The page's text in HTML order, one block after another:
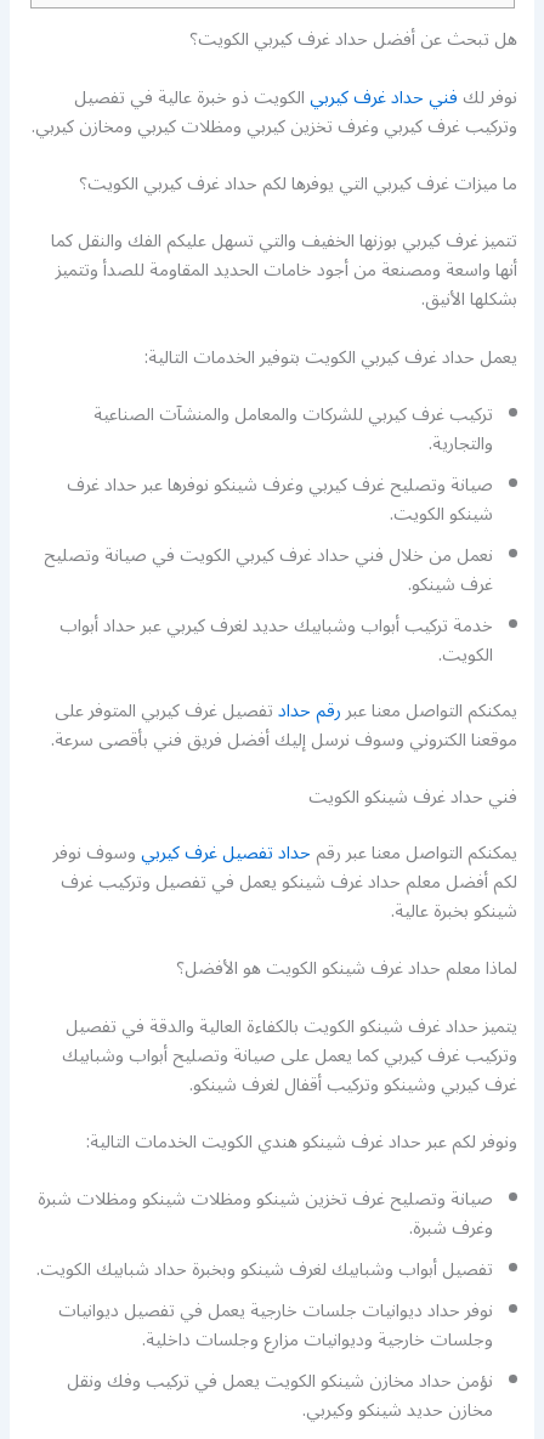
هل تبحث عن أفضل حداد غرف كيربي الكويت؟
نوفر لكفني حداد غرف كيربيالكويت ذو خبرة عالية في تفصيل
وتركيب غرف كيربي وغرف تخزين كيربي ومظلات كيربي ومخازن كيربي.
ما ميزات غرف كيربي التي يوفرها لكم حداد غرف كيربي الكويت؟
تتميز غرف كيربي بوزنها الخفيف والتي تسهل عليكم الفك والنقل كما
أنها واسعة ومصنعة من أجود خامات الحديد المقاومة للصدأ وتتميز
بشكلها الأنيق.
يعمل حداد غرف كيربي الكويت بتوفير الخدمات التالية:
تركيب غرف كيربي للشركات والمعامل والمنشآت الصناعية
والتجارية.
صيانة وتصليح غرف كيربي وغرف شينكو نوفرها عبر حداد غرف
شينكو الكويت.
نعمل من خلال فني حداد غرف كيربي الكويت في صيانة وتصليح
غرف شينكو.
خدمة تركيب أبواب وشبابيك حديد لغرف كيربي عبر حداد أبواب
الكويت.
يمكنكم التواصل معنا عبررقم حدادتفصيل غرف كيربي المتوفر على
موقعنا الكتروني وسوف نرسل إليك أفضل فريق فني بأقصى سرعة.
فني حداد غرف شينكو الكويت
يمكنكم التواصل معنا عبر رقمحداد تفصيل غرف كيربيوسوف نوفر
لكم أفضل معلم حداد غرف شينكو يعمل في تفصيل وتركيب غرف
شينكو بخبرة عالية.
لماذا معلم حداد غرف شينكو الكويت هو الأفضل؟
يتميز حداد غرف شينكو الكويت بالكفاءة العالية والدقة في تفصيل
وتركيب غرف كيربي كما يعمل على صيانة وتصليح أبواب وشبابيك
غرف كيربي وشينكو وتركيب أقفال لغرف شينكو.
ونوفر لكم عبر حداد غرف شينكو هندي الكويت الخدمات التالية:
صيانة وتصليح غرف تخزين شينكو ومظلات شينكو ومظلات شبرة
وغرف شبرة.
تفصيل أبواب وشبابيك لغرف شينكو وبخبرة حداد شبابيك الكويت.
نوفر حداد ديوانيات جلسات خارجية يعمل في تفصيل ديوانيات
وجلسات خارجية وديوانيات مزارع وجلسات داخلية.
نؤمن حداد مخازن شينكو الكويت يعمل في تركيب وفك ونقل
مخازن حديد شينكو وكيربي.